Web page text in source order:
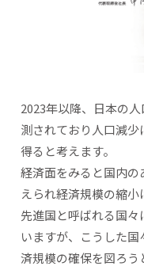
2023年以降、日本の
測されており人口減
得ると考えます。
経済面をみると国内
えられ経済規模の縮小
先進国と呼ばれる国
いますが、こうした
済規模の確保を図ろう